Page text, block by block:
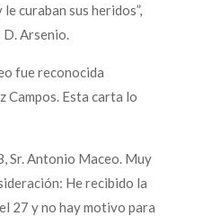
curaban sus heridos”,
Arsenio.
fue reconocida
Campos. Esta carta lo
Sr. Antonio Maceo. Muy
He recibido la
27 y no hay motivo para